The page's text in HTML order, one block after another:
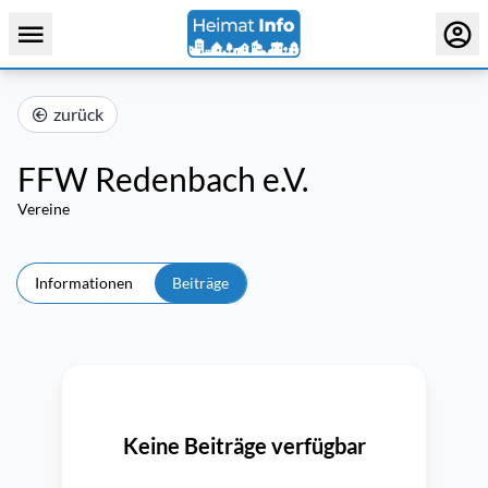
zurück
FFW Redenbach e.V.
Vereine
Informationen Beiträge
Keine Beiträge verfügbar